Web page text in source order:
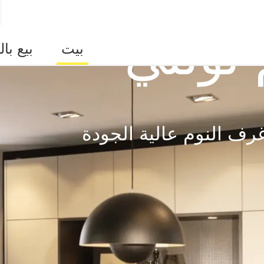
بيت بيع نولتي
النوم عالية الجودة